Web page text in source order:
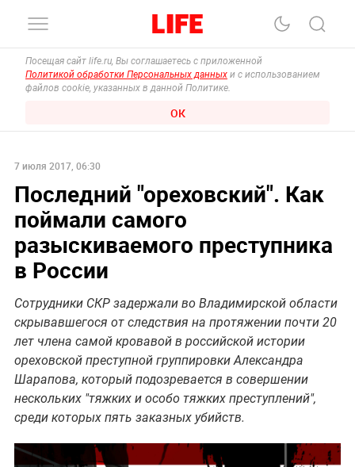
Посещая сайт life.ru, Вы соглашаетесь с приложенной
Политикой обработки Персональных данных и с использованием
файлов cookie, указанных в данной Политике.
ОК
7 июля 2017, 06:30
Последний "ореховский". Как
поймали самого
разыскиваемого преступника
в России
Сотрудники СКР задержали во Владимирской области
скрывавшегося от следствия на протяжении почти 20
лет члена самой кровавой в российской истории
ореховской преступной группировки Александра
Шарапова, который подозревается в совершении
нескольких "тяжких и особо тяжких преступлений",
среди которых пять заказных убийств.